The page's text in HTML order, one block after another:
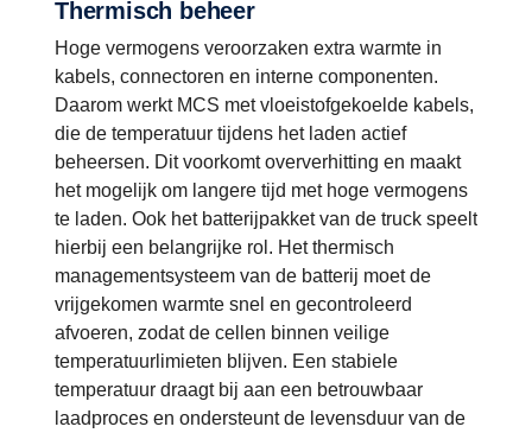
Thermisch beheer
Hoge vermogens veroorzaken extra warmte in
kabels, connectoren en interne componenten.
Daarom werkt MCS met vloeistofgekoelde kabels,
die de temperatuur tijdens het laden actief
beheersen. Dit voorkomt oververhitting en maakt
het mogelijk om langere tijd met hoge vermogens
te laden. Ook het batterijpakket van de truck speelt
hierbij een belangrijke rol. Het thermisch
managementsysteem van de batterij moet de
vrijgekomen warmte snel en gecontroleerd
afvoeren, zodat de cellen binnen veilige
temperatuurlimieten blijven. Een stabiele
temperatuur draagt bij aan een betrouwbaar
laadproces en ondersteunt de levensduur van de